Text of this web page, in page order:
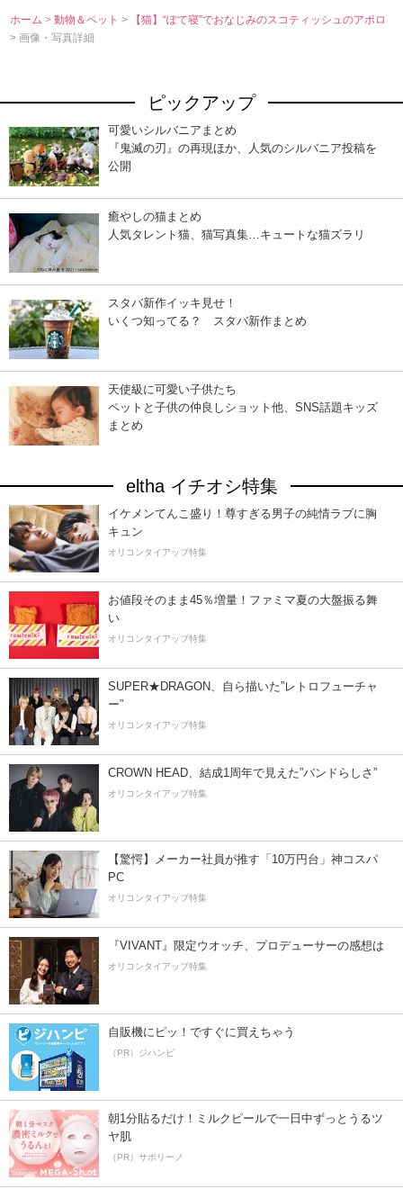
ホーム >動物＆ペット>
【猫】“ぽて寝”でおなじみのスコティッシュのアポロ
> 画像・写真詳細
ピックアップ
可愛いシルバニアまとめ
『鬼滅の刃』の再現ほか、人気のシルバニア投稿を
公開
癒やしの猫まとめ
人気タレント猫、猫写真集…キュートな猫ズラリ
スタバ新作イッキ見せ！
いくつ知ってる？ スタバ新作まとめ
天使級に可愛い子供たち
ペットと子供の仲良しショット他、SNS話題キッズ
まとめ
eltha イチオシ特集
イケメンてんこ盛り！尊すぎる男子の純情ラブに胸
キュン
オリコンタイアップ特集
お値段そのまま45％増量！ファミマ夏の大盤振る舞
い
オリコンタイアップ特集
SUPER★DRAGON、自ら描いた”レトロフューチャ
ー”
オリコンタイアップ特集
CROWN HEAD、結成1周年で見えた”バンドらしさ”
オリコンタイアップ特集
【驚愕】メーカー社員が推す「10万円台」神コスパ
PC
オリコンタイアップ特集
『VIVANT』限定ウオッチ、プロデューサーの感想は
オリコンタイアップ特集
自販機にピッ！ですぐに買えちゃう
（PR）ジハンピ
朝1分貼るだけ！ミルクピールで一日中ずっとうるツ
ヤ肌
（PR）サボリーノ